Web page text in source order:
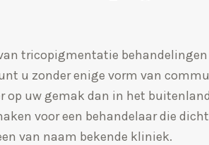
tricopigmentatie
u zonder enige vorm van
op uw gemak dan in het
voor een behandelaar die
van naam bekende kliniek.